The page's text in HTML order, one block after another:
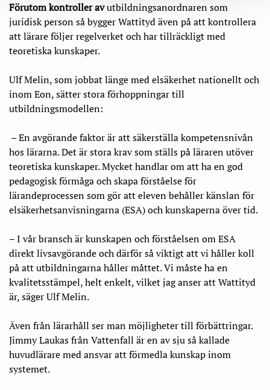
Förutom kontroller avutbildningsanordnaren som
juridisk person så bygger Wattityd även på att kontrollera
att lärare följer regelverket och har tillräckligt med
teoretiska kunskaper.
Ulf Melin, som jobbat länge med elsäkerhet nationellt och
inom Eon, sätter stora förhoppningar till
utbildningsmodellen:
– En avgörande faktor är att säkerställa kompetensnivån
hos lärarna. Det är stora krav som ställs på läraren utöver
teoretiska kunskaper. Mycket handlar om att ha en god
pedagogisk förmåga och skapa förståelse för
lärandeprocessen som gör att eleven behåller känslan för
elsäkerhetsanvisningarna (ESA) och kunskaperna över tid.
– I vår bransch är kunskapen och förståelsen om ESA
direkt livsavgörande och därför så viktigt att vi håller koll
på att utbildningarna håller måttet. Vi måste ha en
kvalitetsstämpel, helt enkelt, vilket jag anser att Wattityd
är, säger Ulf Melin.
Även från lärarhåll ser man möjligheter till förbättringar.
Jimmy Laukas från Vattenfall är en av sju så kallade
huvudlärare med ansvar att förmedla kunskap inom
systemet.